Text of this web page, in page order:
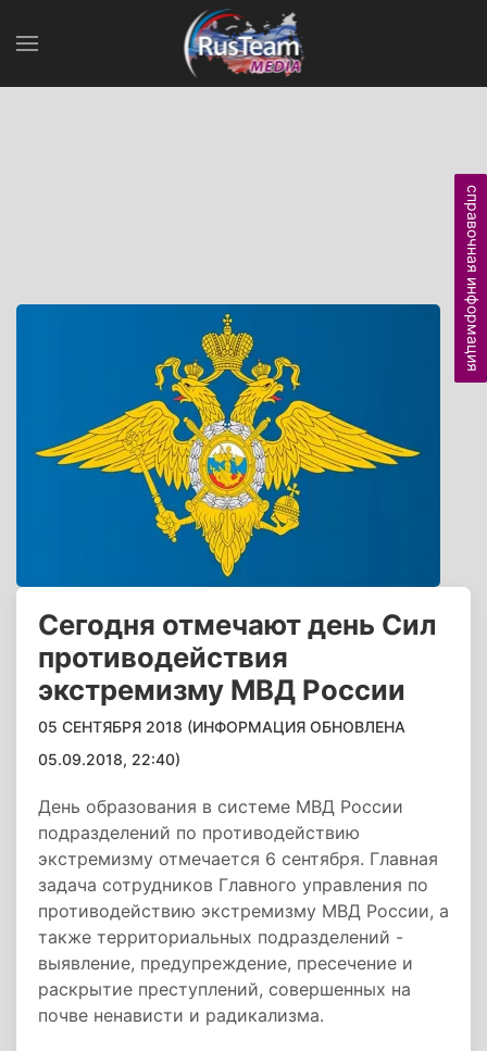
Сегодня отмечают день Сил
противодействия
экстремизму МВД России
05 СЕНТЯБРЯ 2018 (ИНФОРМАЦИЯ ОБНОВЛЕНА
05.09.2018, 22:40)
День образования в системе МВД России
подразделений по противодействию
экстремизму отмечается 6 сентября. Главная
задача сотрудников Главного управления по
противодействию экстремизму МВД России, а
также территориальных подразделений -
выявление, предупреждение, пресечение и
раскрытие преступлений, совершенных на
почве ненависти и радикализма.
справочная информация